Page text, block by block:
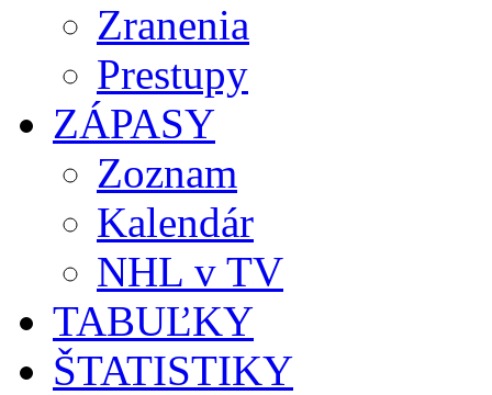
Zranenia
Prestupy
ZÁPASY
Zoznam
Kalendár
NHL v TV
TABUĽKY
ŠTATISTIKY